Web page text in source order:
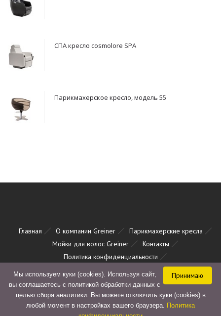
СПА кресло cosmolore SPA
Парикмахерское кресло, модель 55
Главная О компании Greiner
Парикмахерские кресла
Мойки для волос Greiner
Контакты
Политика конфиденциальности
Согласие на обработку персональных данных
Авторские права © Лайма-Люкс Рус 2015- 2026 Все права защищены.
Принимаю
Мы используем куки (cookies). Используя сайт,
вы соглашаетесь с политикой обработки данных с
целью сбора аналитики. Вы можете отключить куки (cookies) в
любой момент в настройках вашего браузера. Политика